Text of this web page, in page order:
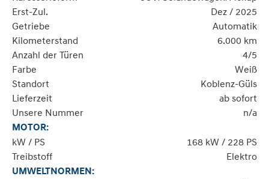
Erst-Zul.
Dez / 2025
Getriebe
Automatik
Kilometerstand
6.000 km
Anzahl der Türen
4/5
Farbe
Weiß
Standort
Koblenz-Güls
Lieferzeit
ab sofort
Unsere Nummer
n/a
MOTOR:
kW / PS
168 kW / 228 PS
Treibstoff
Elektro
UMWELTNORMEN: